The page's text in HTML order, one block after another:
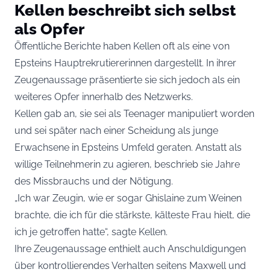
Kellen beschreibt sich selbst
als Opfer
Öffentliche Berichte haben Kellen oft als eine von
Epsteins Hauptrekrutiererinnen dargestellt. In ihrer
Zeugenaussage präsentierte sie sich jedoch als ein
weiteres Opfer innerhalb des Netzwerks.
Kellen gab an, sie sei als Teenager manipuliert worden
und sei später nach einer Scheidung als junge
Erwachsene in Epsteins Umfeld geraten. Anstatt als
willige Teilnehmerin zu agieren, beschrieb sie Jahre
des Missbrauchs und der Nötigung.
„Ich war Zeugin, wie er sogar Ghislaine zum Weinen
brachte, die ich für die stärkste, kälteste Frau hielt, die
ich je getroffen hatte“, sagte Kellen.
Ihre Zeugenaussage enthielt auch Anschuldigungen
über kontrollierendes Verhalten seitens Maxwell und